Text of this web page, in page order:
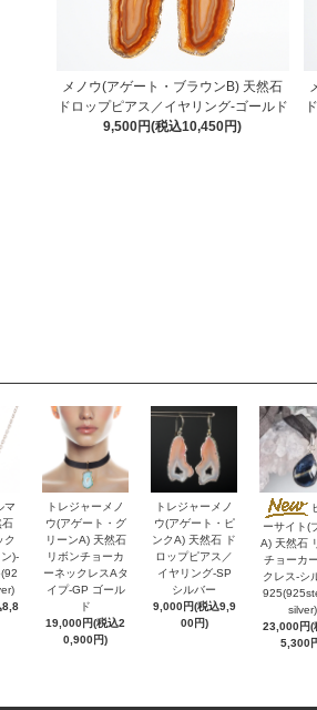
メノウ(アゲート・ブラウンB) 天然石
ドロップピアス／イヤリング-ゴールド
9,500円(税込10,450円)
マ
ク
)-
8,8
トレジャーメノ
ウ(アゲート・グ
リーンA) 天然石
リボンチョーカ
ーネックレスAタ
イプ-GP ゴール
ド
19,000円(税込2
0,900円)
トレジャーメノ
ウ(アゲート・ピ
ンクA) 天然石 ド
ロップピアス／
イヤリング-SP
シルバー
9,000円(税込9,9
00円)
ーサイト(
A) 天然石
チョーカ
クレス-シ
silver)
23,000円(
5,300